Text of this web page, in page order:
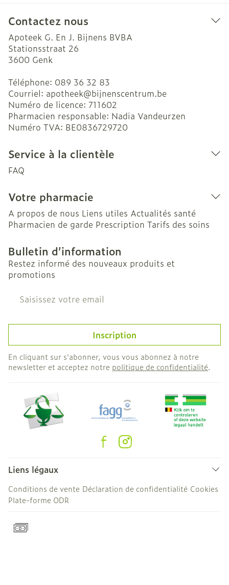
Contactez nous
Apoteek G. En J. Bijnens BVBA
Stationsstraat 26
3600 Genk
Téléphone: 089 36 32 83
Courriel: apotheek@bijnenscentrum.be
Numéro de licence: 711602
Pharmacien responsable: Nadia Vandeurzen
Numéro TVA: BE0836729720
Service à la clientèle
FAQ
Votre pharmacie
A propos de nous Liens utiles Actualités santé
Pharmacien de garde Prescription Tarifs des soins
Bulletin d’information
Restez informé des nouveaux produits et
promotions
Adresse mail
Inscription
En cliquant sur s'abonner, vous vous abonnez à notre
newsletter et acceptez notre politique de confidentialité.
Liens légaux
Conditions de vente Déclaration de confidentialité Cookies
Plate-forme ODR